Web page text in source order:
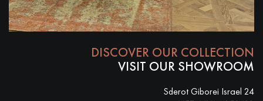
DISCOVER OUR COLLECTION
VISIT OUR SHOWROOM
Sderot Giborei Israel 24